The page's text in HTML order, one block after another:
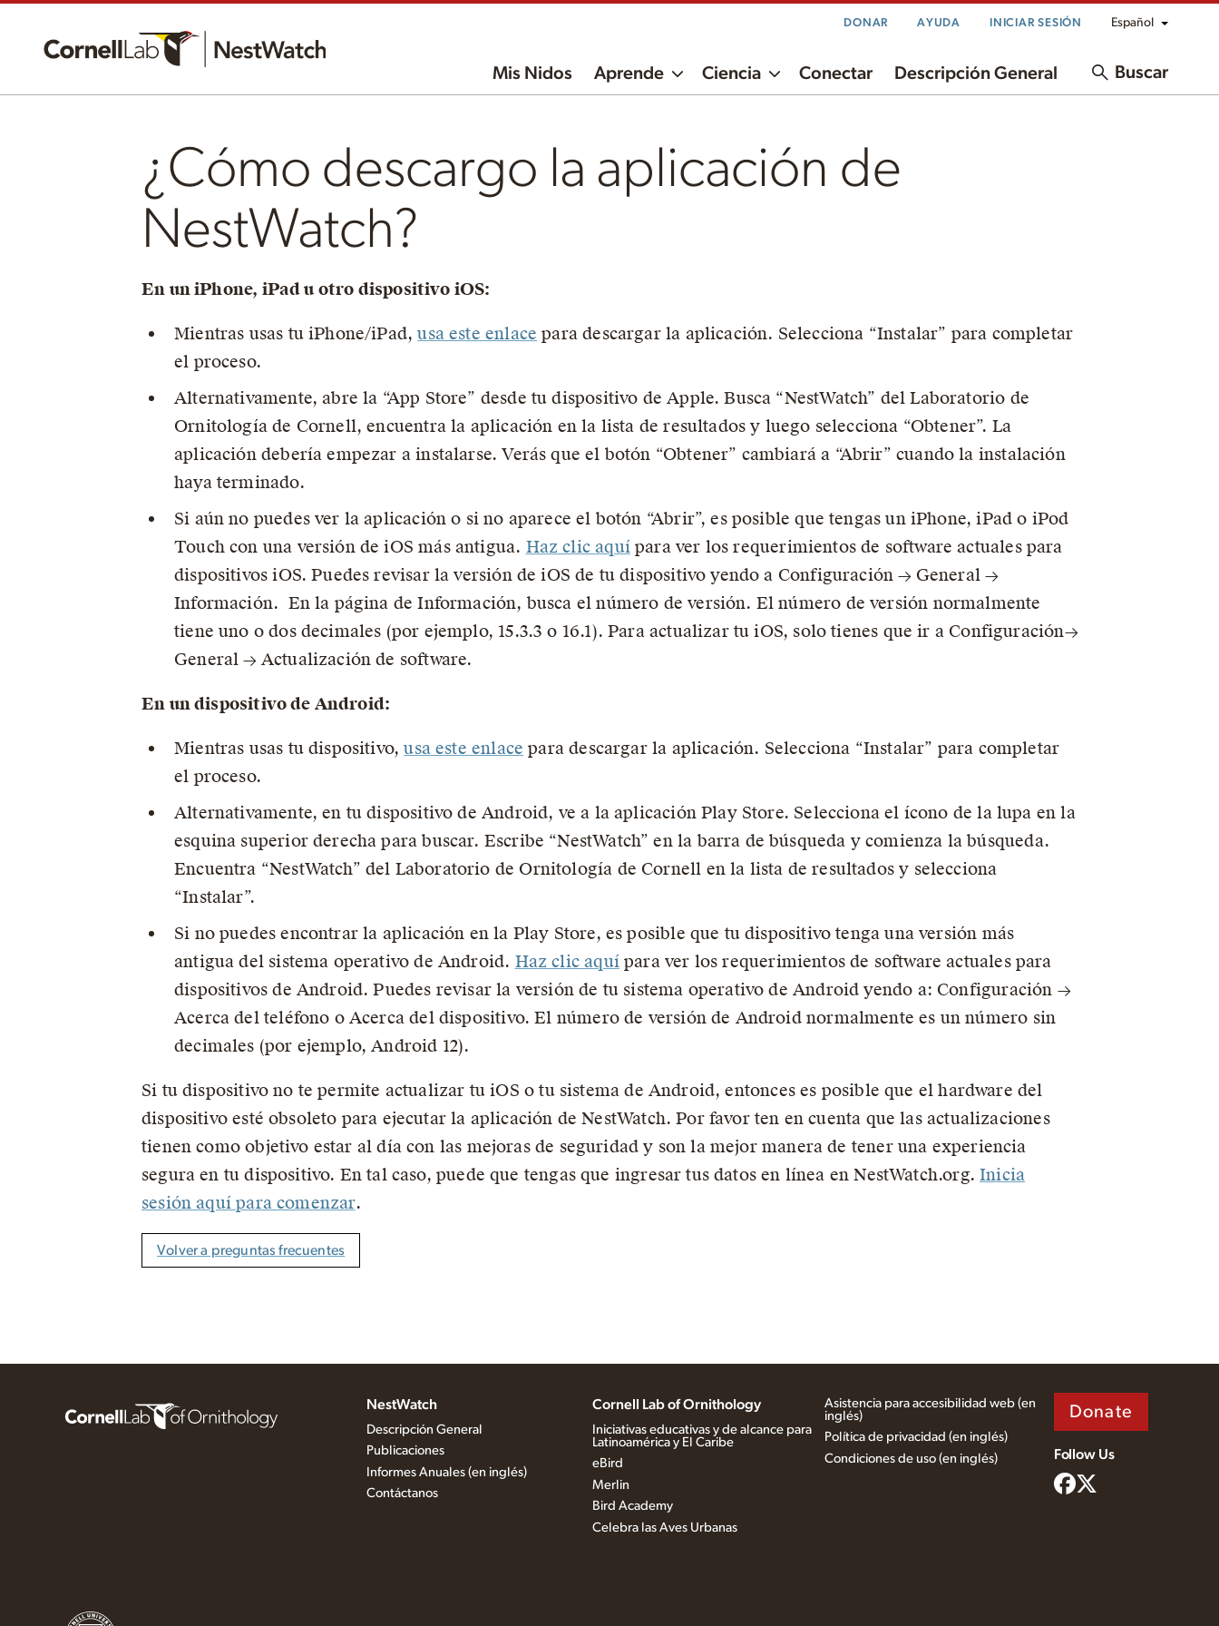
DONAR AYUDA INICIAR SESIÓN Español
Mis Nidos Aprende Ciencia Conectar Descripción General Buscar
¿Cómo descargo la aplicación de
NestWatch?
En un iPhone, iPad u otro dispositivo iOS:
Mientras usas tu iPhone/iPad,usa este enlace para descargar la aplicación. Selecciona “Instalar” para completar
el proceso.
Alternativamente, abre la “App Store” desde tu dispositivo de Apple. Busca “NestWatch” del Laboratorio de
Ornitología de Cornell, encuentra la aplicación en la lista de resultados y luego selecciona “Obtener”. La
aplicación debería empezar a instalarse. Verás que el botón “Obtener” cambiará a “Abrir” cuando la instalación
haya terminado.
Si aún no puedes ver la aplicación o si no aparece el botón “Abrir”, es posible que tengas un iPhone, iPad o iPod
Touch con una versión de iOS más antigua. Haz clic aquípara ver los requerimientos de software actuales para
dispositivos iOS. Puedes revisar la versión de iOS de tu dispositivo yendo a Configuración → General →
Información. En la página de Información, busca el número de versión. El número de versión normalmente
tiene uno o dos decimales (por ejemplo, 15.3.3 o 16.1). Para actualizar tu iOS, solo tienes que ir a Configuración→
General → Actualización de software.
En un dispositivo de Android:
Mientras usas tu dispositivo,usa este enlace para descargar la aplicación. Selecciona “Instalar” para completar
el proceso.
Alternativamente, en tu dispositivo de Android, ve a la aplicación Play Store. Selecciona el ícono de la lupa en la
esquina superior derecha para buscar. Escribe “NestWatch” en la barra de búsqueda y comienza la búsqueda.
Encuentra “NestWatch” del Laboratorio de Ornitología de Cornell en la lista de resultados y selecciona
“Instalar”.
Si no puedes encontrar la aplicación en la Play Store, es posible que tu dispositivo tenga una versión más
antigua del sistema operativo de Android. Haz clic aquípara ver los requerimientos de software actuales para
dispositivos de Android. Puedes revisar la versión de tu sistema operativo de Android yendo a: Configuración →
Acerca del teléfono o Acerca del dispositivo. El número de versión de Android normalmente es un número sin
decimales (por ejemplo, Android 12).
Si tu dispositivo no te permite actualizar tu iOS o tu sistema de Android, entonces es posible que el hardware del
dispositivo esté obsoleto para ejecutar la aplicación de NestWatch. Por favor ten en cuenta que las actualizaciones
tienen como objetivo estar al día con las mejoras de seguridad y son la mejor manera de tener una experiencia
segura en tu dispositivo. En tal caso, puede que tengas que ingresar tus datos en línea en NestWatch.org.Inicia
sesión aquí para comenzar.
Volver a preguntas frecuentes
NestWatch
Descripción General
Publicaciones
Informes Anuales (en inglés)
Contáctanos
Cornell Lab of Ornithology
Iniciativas educativas y de alcance para
Latinoamérica y El Caribe
eBird
Merlin
Bird Academy
Celebra las Aves Urbanas
Asistencia para accesibilidad web (en
inglés)
Política de privacidad (en inglés)
Condiciones de uso (en inglés)
Donate
Follow Us